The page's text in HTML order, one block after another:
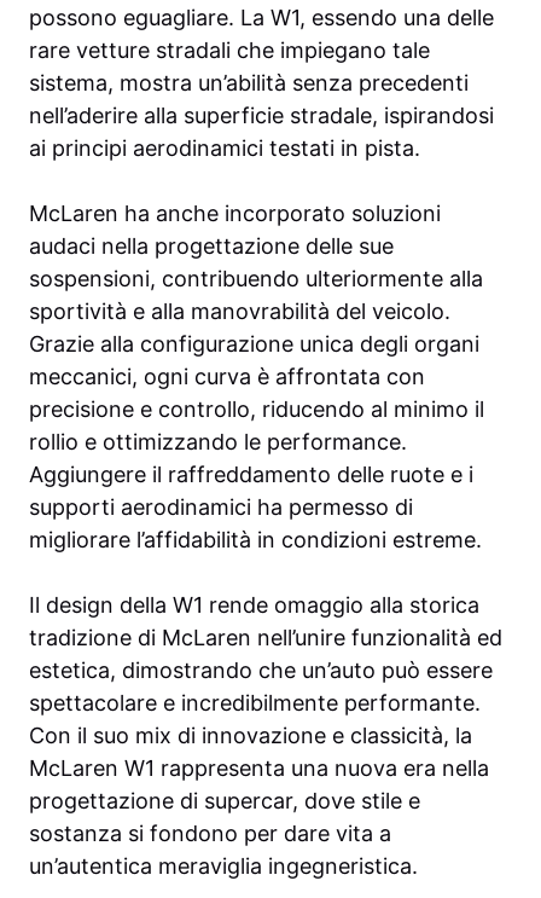
possono eguagliare. La W1, essendo una delle
rare vetture stradali che impiegano tale
sistema, mostra un’abilità senza precedenti
nell’aderire alla superficie stradale, ispirandosi
ai principi aerodinamici testati in pista.
McLaren ha anche incorporato soluzioni
audaci nella progettazione delle sue
sospensioni, contribuendo ulteriormente alla
sportività e alla manovrabilità del veicolo.
Grazie alla configurazione unica degli organi
meccanici, ogni curva è affrontata con
precisione e controllo, riducendo al minimo il
rollio e ottimizzando le performance.
Aggiungere il raffreddamento delle ruote e i
supporti aerodinamici ha permesso di
migliorare l’affidabilità in condizioni estreme.
Il design della W1 rende omaggio alla storica
tradizione di McLaren nell’unire funzionalità ed
estetica, dimostrando che un’auto può essere
spettacolare e incredibilmente performante.
Con il suo mix di innovazione e classicità, la
McLaren W1 rappresenta una nuova era nella
progettazione di supercar, dove stile e
sostanza si fondono per dare vita a
un’autentica meraviglia ingegneristica.